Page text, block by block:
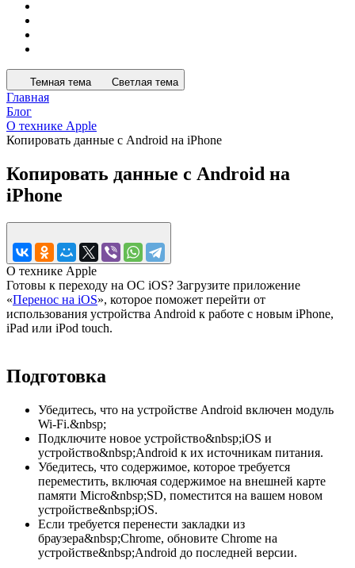
Темная тема Светлая тема
Главная
Блог
О технике Apple
Копировать данные с Android на iPhone
Копировать данные с Android на
iPhone
О технике Apple
Готовы к переходу на ОС iOS? Загрузите приложение
«Перенос на iOS», которое поможет перейти от
использования устройства Android к работе с новым iPhone,
iPad или iPod touch.
Подготовка
Убедитесь, что на устройстве Android включен модуль
Wi-Fi.&nbsp;
Подключите новое устройство&nbsp;iOS и
устройство&nbsp;Android к их источникам питания.
Убедитесь, что содержимое, которое требуется
переместить, включая содержимое на внешней карте
памяти Micro&nbsp;SD, поместится на вашем новом
устройстве&nbsp;iOS.
Если требуется перенести закладки из
браузера&nbsp;Chrome, обновите Chrome на
устройстве&nbsp;Android до последней версии.